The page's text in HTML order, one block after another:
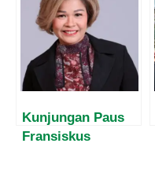
Kandidatnya!
Kunjungan Paus
Fransiskus